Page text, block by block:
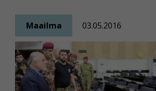
Maailma 03.05.2016